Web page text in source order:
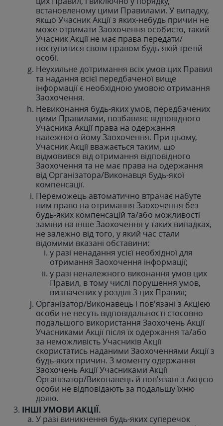
встановленому цими Правилами. У випадку,
якщо Учасник Акції з яких-небудь причин не
може отримати Заохочення особисто, такий
Учасник Акції не має права передати/
поступитися своїм правом будь-якій третій
особі.
Неухильне дотримання всіх умов цих Правил
та надання всієї передбаченої вище
інформації є необхідною умовою отримання
Заохочення.
Невиконання будь-яких умов, передбачених
цими Правилами, позбавляє відповідного
Учасника Акції права на одержання
належного йому Заохочення. При цьому,
Учасник Акції вважається таким, що
відмовився від отримання відповідного
Заохочення та не має права на одержання
від Організатора/Виконавця будь-якої
компенсації.
Переможець автоматично втрачає набуте
ним право на отримання Заохочення без
будь-яких компенсацій та/або можливості
заміни на інше Заохочення у таких випадках,
не залежно від того, у який час стали
відомими вказані обставини:
у разі ненадання усієї необхідної для
отримання Заохочення інформації;
у разі неналежного виконання умов цих
Правил, в тому числі порушення умов,
визначених у розділі 3 цих Правил;
Організатор/Виконавець і пов'язані з Акцією
особи не несуть відповідальності стосовно
подальшого використання Заохочень Акції
Учасниками Акції після їх одержання та/або
за неможливість Учасників Акції
скористатись наданими Заохоченнями Акції з
будь-яких причин. З моменту одержання
Заохочень Акції Учасниками Акції
Організатор/Виконавець й пов'язані з Акцією
особи не відповідають за подальшу їхню
долю.
ІНШІ УМОВИ АКЦІЇ.
У разі виникнення будь-яких суперечок